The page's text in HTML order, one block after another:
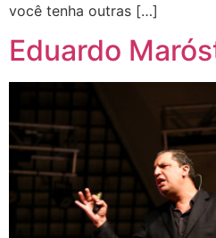
você tenha outras […]
Eduardo